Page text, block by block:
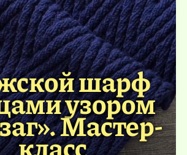
шарф
узором
Мастер-